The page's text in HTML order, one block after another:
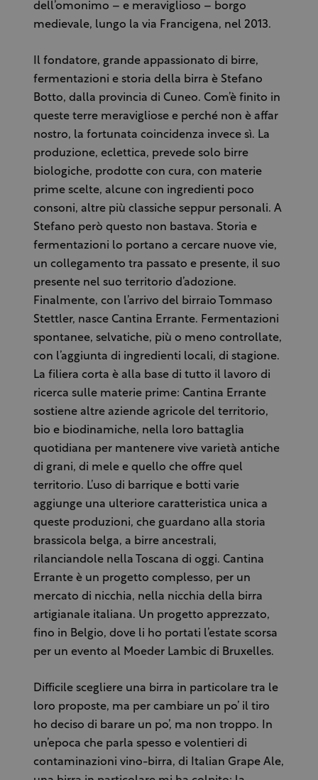
dell’omonimo – e meraviglioso – borgo
medievale, lungo la via Francigena, nel 2013.
Il fondatore, grande appassionato di birre,
fermentazioni e storia della birra è Stefano
Botto, dalla provincia di Cuneo. Com’è finito in
queste terre meravigliose e perché non è affar
nostro, la fortunata coincidenza invece sì. La
produzione, eclettica, prevede solo birre
biologiche, prodotte con cura, con materie
prime scelte, alcune con ingredienti poco
consoni, altre più classiche seppur personali. A
Stefano però questo non bastava. Storia e
fermentazioni lo portano a cercare nuove vie,
un collegamento tra passato e presente, il suo
presente nel suo territorio d’adozione.
Finalmente, con l’arrivo del birraio Tommaso
Stettler, nasce Cantina Errante. Fermentazioni
spontanee, selvatiche, più o meno controllate,
con l’aggiunta di ingredienti locali, di stagione.
La filiera corta è alla base di tutto il lavoro di
ricerca sulle materie prime: Cantina Errante
sostiene altre aziende agricole del territorio,
bio e biodinamiche, nella loro battaglia
quotidiana per mantenere vive varietà antiche
di grani, di mele e quello che offre quel
territorio. L’uso di barrique e botti varie
aggiunge una ulteriore caratteristica unica a
queste produzioni, che guardano alla storia
brassicola belga, a birre ancestrali,
rilanciandole nella Toscana di oggi. Cantina
Errante è un progetto complesso, per un
mercato di nicchia, nella nicchia della birra
artigianale italiana. Un progetto apprezzato,
fino in Belgio, dove li ho portati l’estate scorsa
per un evento al Moeder Lambic di Bruxelles.
Difficile scegliere una birra in particolare tra le
loro proposte, ma per cambiare un po’ il tiro
ho deciso di barare un po’, ma non troppo. In
un’epoca che parla spesso e volentieri di
contaminazioni vino-birra, di Italian Grape Ale,